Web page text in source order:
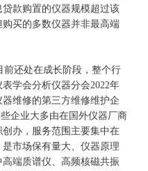
款购置的仪器规模超过该
买的多数仪器并非最高端
还处在成长阶段，整个行
学会分析仪器分会2022年
维修的第三方维修维护企
企业大多由在国外仪器厂商
办，服务范围主要集中在
市场保有量大、仪器原理
端质谱仪、高频核磁共振